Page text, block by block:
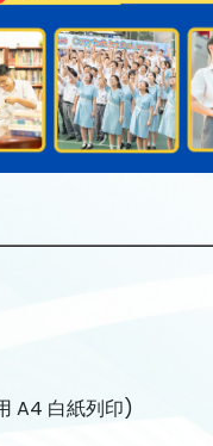
A4 白紙列印)